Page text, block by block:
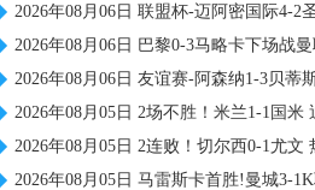
2026年08月06日 联盟杯-迈阿密国际4-2圣路易斯 梅西2
2026年08月06日 巴黎0-3马略卡下场战曼联 巴黎全场控
2026年08月06日 友谊赛-阿森纳1-3贝蒂斯 因卡皮耶破门
2026年08月05日 2场不胜！米兰1-1国米 迪马尔科破门 恩昆库
2026年08月05日 2连败！切尔西0-1尤文 热格罗瓦世界波制胜
2026年08月05日 马雷斯卡首胜!曼城3-1K联赛全明星 赖因德